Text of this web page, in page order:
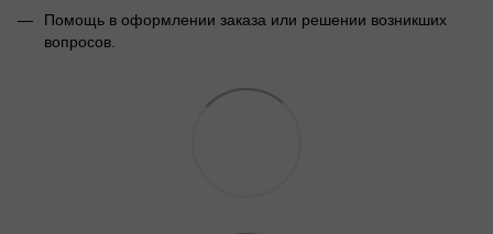
Помощь в оформлении заказа или решении возникших
вопросов.